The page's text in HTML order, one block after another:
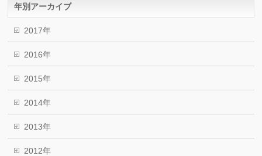
年別アーカイブ
2017年
2016年
2015年
2014年
2013年
2012年